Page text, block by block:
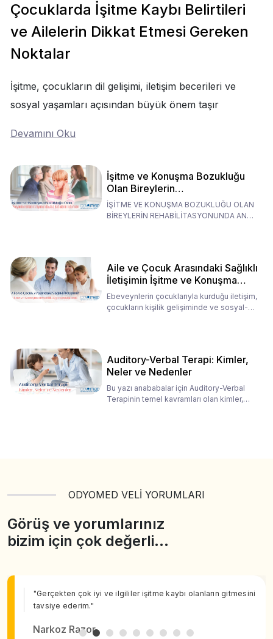
Çocuklarda İşitme Kaybı Belirtileri
ve Ailelerin Dikkat Etmesi Gereken
Noktalar
İşitme, çocukların dil gelişimi, iletişim becerileri ve
sosyal yaşamları açısından büyük önem taşır
Devamını Oku
İşitme ve Konuşma Bozukluğu
Olan Bireylerin
Rehabilitasyonunda Ana
Babaların Tutumları
İŞİTME VE KONUŞMA BOZUKLUĞU OLAN
BİREYLERİN REHABİLİTASYONUNDA ANA
Aile ve Çocuk Arasındaki Sağlıklı
İletişimin İşitme ve Konuşma
Rehabilitasyonundaki Rolü
Ebeveynlerin çocuklarıyla kurduğu iletişim,
çocukların kişilik gelişiminde ve sosyal-
Auditory-Verbal Terapi: Kimler,
Neler ve Nedenler
Bu yazı anababalar için Auditory-Verbal
Terapinin temel kavramları olan kimler,
ODYOMED VELİ YORUMLARI
Görüş ve yorumlarınız
bizim için çok değerli…
"Gerçekten çok iyi ve ilgililer işitme kaybı olanların gitmesini
tavsiye ederim."
Narkoz Razor